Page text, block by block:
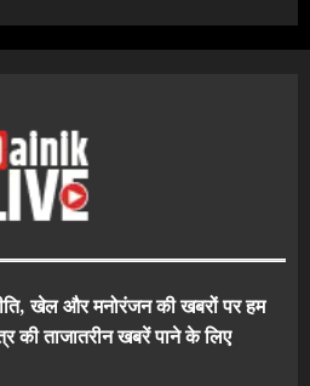
खेल और मनोरंजन की खबरों पर हम
की ताजातरीन खबरें पाने के लिए